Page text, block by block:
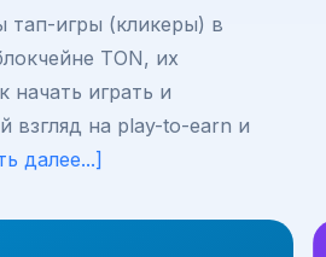
тап-игры (кликеры) в
TON, их
начать играть и
взгляд на play-to-earn и
далее...]